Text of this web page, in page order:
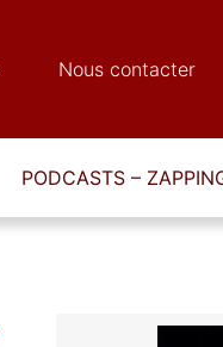
Nous contacter
PODCASTS –